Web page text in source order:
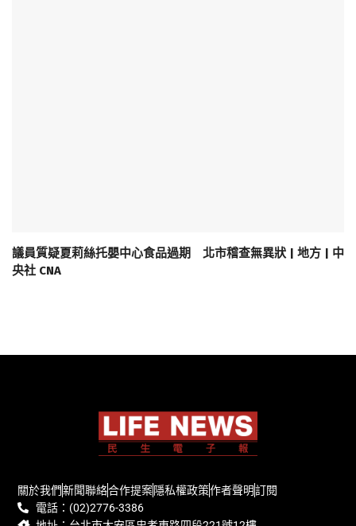
議員質疑夏莉絲托嬰中心食品過期 北市稽查無異狀 | 地方 | 中
央社 CNA
關於我們新聞聯絡合作提案隱私權政策作者聲明訂閱
電話：(02)2776-3386